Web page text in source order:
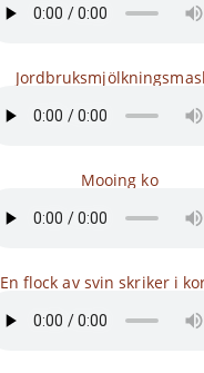
Mooing ko
En flock av svin skriker i